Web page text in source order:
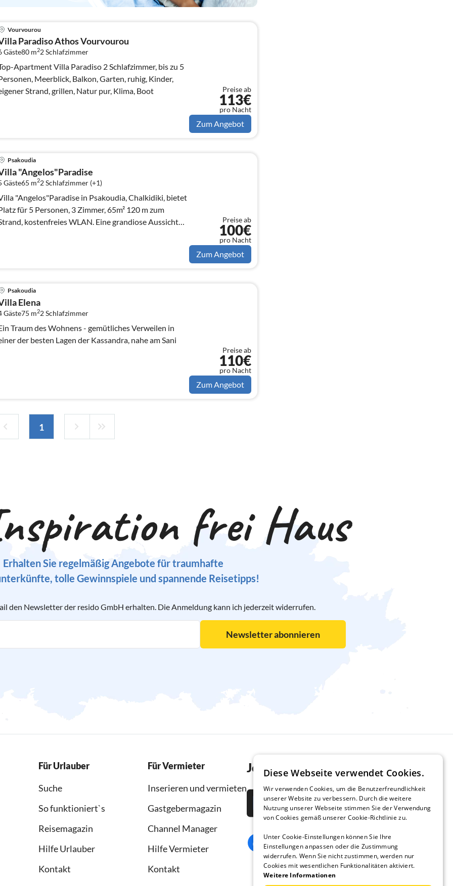
Vourvourou
Paradiso Athos Vourvourou
Gäste80 m22Schlafzimmer
Apartment Villa Paradiso 2 Schlafzimmer, bis zu 5
Meerblick, Balkon, Garten, ruhig, Kinder,
Strand, grillen, Natur pur, Klima, Boot
Preise ab
113€
pro Nacht
Zum Angebot
Psakoudia
"Angelos"Paradise
Gäste65 m22Schlafzimmer (+1)
"Angelos"Paradise in Psakoudia, Chalkidiki, bietet
für 5 Personen, 3 Zimmer, 65m² 120 m zum
kostenfreies WLAN. Eine grandiose Aussicht
Preise ab
100€
pro Nacht
Zum Angebot
Psakoudia
Elena
Gäste75 m22Schlafzimmer
Traum des Wohnens - gemütliches Verweilen in
der besten Lagen der Kassandra, nahe am Sani
Preise ab
110€
pro Nacht
Zum Angebot
1
frei Haus
Erhalten Sie regelmäßig Angebote für traumhafte
tolle Gewinnspiele und spannende Reisetipps!
den Newsletter der resido GmbH erhalten. Die Anmeldung kann ich jederzeit widerrufen.
Newsletter abonnieren
Für Urlauber
Suche
So funktioniert`s
Reisemagazin
Hilfe Urlauber
Kontakt
Für Vermieter
Inserieren und vermieten
Gastgebermagazin
Channel Manager
Hilfe Vermieter
Kontakt
Jetzt die App downloaden
Diese Webseite verwendet Cookies.
Wir verwenden Cookies, um die Benutzerfreundlichkeit
unserer Website zu verbessern. Durch die weitere
Nutzung unserer Webseite stimmen Sie der Verwendung
von Cookies gemäß unserer Cookie-Richtlinie zu.
Unter Cookie-Einstellungen können Sie Ihre
Einstellungen anpassen oder die Zustimmung
widerrufen. Wenn Sie nicht zustimmen, werden nur
Cookies mit wesentlichen Funktionalitäten aktiviert.
Weitere Informationen